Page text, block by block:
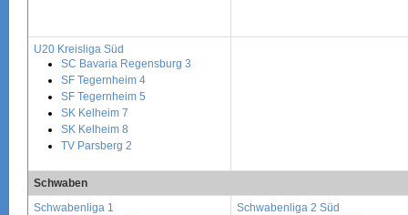
U20 Kreisliga Süd
SC Bavaria Regensburg 3
SF Tegernheim 4
SF Tegernheim 5
SK Kelheim 7
SK Kelheim 8
TV Parsberg 2
Schwaben
Schwabenliga 1
Schwabenliga 2 Süd